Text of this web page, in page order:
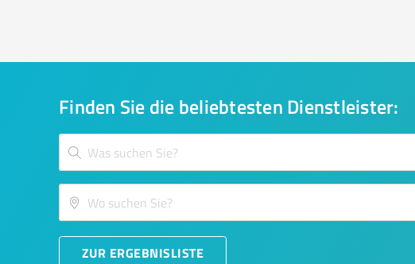
Finden Sie die beliebtesten Dienstleister:
ZUR ERGEBNISLISTE